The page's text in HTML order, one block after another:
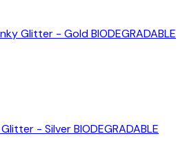
Glitter - Gold BIODEGRADABLE
- Silver BIODEGRADABLE